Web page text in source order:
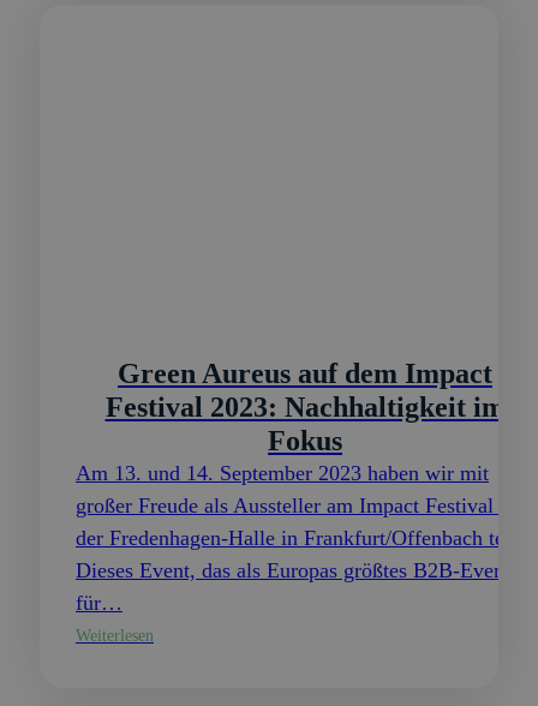
Green Aureus auf dem Impact
Festival 2023: Nachhaltigkeit im
Fokus
Am 13. und 14. September 2023 haben wir mit
großer Freude als Aussteller am Impact Festival in
der Fredenhagen-Halle in Frankfurt/Offenbach teil.
Dieses Event, das als Europas größtes B2B-Event
für…
Weiterlesen